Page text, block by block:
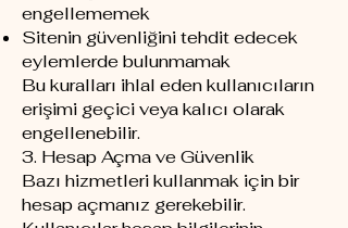
engellememek
Sitenin güvenliğini tehdit edecek
eylemlerde bulunmamak
Bu kuralları ihlal eden kullanıcıların
erişimi geçici veya kalıcı olarak
engellenebilir.
3. Hesap Açma ve Güvenlik
Bazı hizmetleri kullanmak için bir
hesap açmanız gerekebilir.